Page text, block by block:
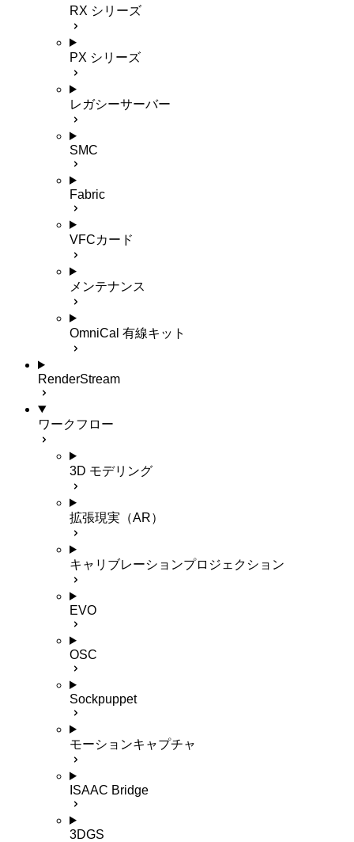
RX シリーズ
PX シリーズ
レガシーサーバー
SMC
Fabric
VFCカード
メンテナンス
OmniCal 有線キット
RenderStream
ワークフロー
3D モデリング
拡張現実（AR）
キャリブレーションプロジェクション
EVO
OSC
Sockpuppet
モーションキャプチャ
ISAAC Bridge
3DGS